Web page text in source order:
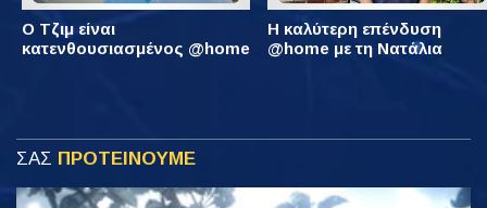
Ο Τζιμ είναι
κατενθουσιασμένος @home
Η καλύτερη επένδυση
@home με τη Νατάλια
ΣΑΣ ΠΡΟΤΕΙΝΟΥΜΕ